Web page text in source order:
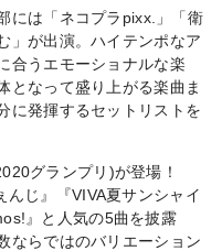
には「ネコプラpixx.」「衛
」が出演。ハイテンポなア
合うエモーショナルな楽
となって盛り上がる楽曲ま
に発揮するセットリストを
グランプリ)が登場！
んじ』『VIVA夏サンシャイ
』と人気の5曲を披露
ならではのバリエーション